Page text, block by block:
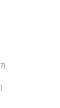
17
3